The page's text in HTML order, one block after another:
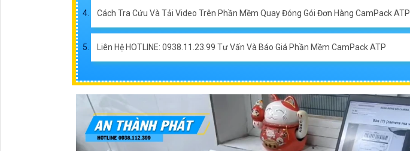
Cách Tra Cứu Và Tải Video Trên Phần Mềm Quay Đóng Gói Đơn Hàng CamPack ATP
Liên Hệ HOTLINE: 0938.11.23.99 Tư Vấn Và Báo Giá Phần Mềm CamPack ATP